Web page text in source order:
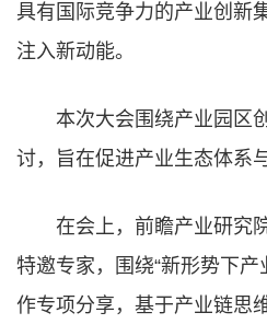
具有国际竞争力的产业创新
注入新动能。
本次大会围绕产业园区
讨，旨在促进产业生态体系
在会上，前瞻产业研究
特邀专家，围绕“新形势下
作专项分享，基于产业链思